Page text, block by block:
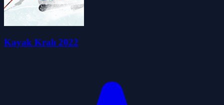
Kayak Kralı 2022